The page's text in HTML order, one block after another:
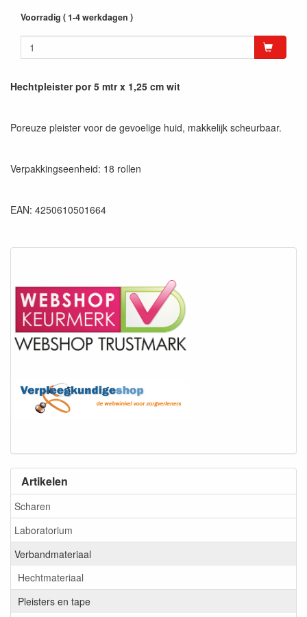
Artikelen
Scharen
Laboratorium
Verbandmateriaal
Hechtmateriaal
Pleisters en tape
Voorradig ( 1-4 werkdagen )
Hechtpleister por 5 mtr x 1,25 cm wit
Poreuze pleister voor de gevoelige huid, makkelijk scheurbaar.
Verpakkingseenheid: 18 rollen
EAN: 4250610501664